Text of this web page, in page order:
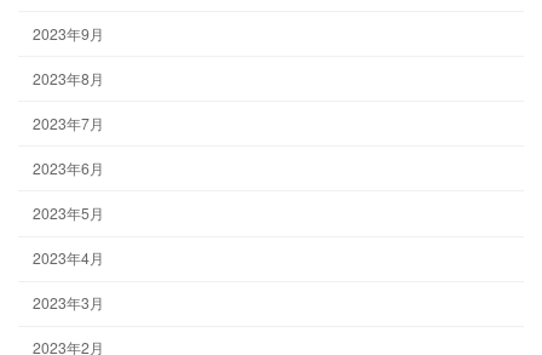
2023年9月
2023年8月
2023年7月
2023年6月
2023年5月
2023年4月
2023年3月
2023年2月